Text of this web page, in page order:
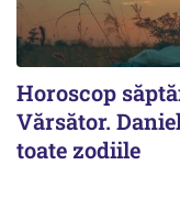
Horoscop
Vărsător.
toate zodiile